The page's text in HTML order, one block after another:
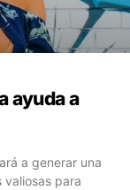
ayuda a
a generar una
valiosas para